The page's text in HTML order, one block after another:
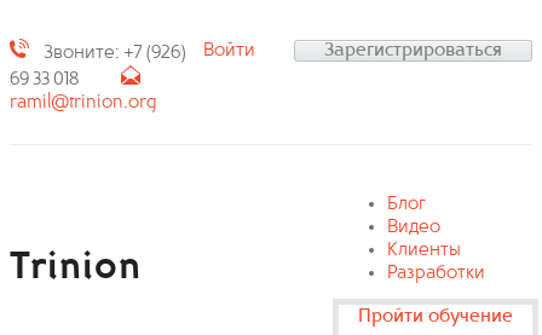
Звоните: +7 (926)
69 33 018
ramil@trinion.org
Войти Зарегистрироваться
Trinion
Блог
Видео
Клиенты
Разработки
Пройти обучение